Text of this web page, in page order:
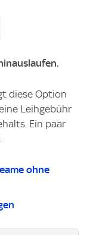
diese Option
Leihgebühr
Ein paar
ohne